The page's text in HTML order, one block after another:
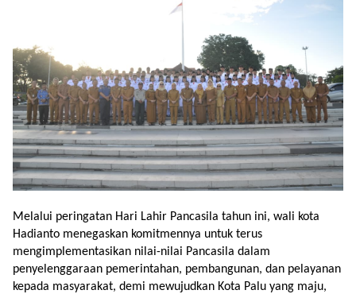
Melalui peringatan Hari Lahir Pancasila tahun ini, wali kota
Hadianto menegaskan komitmennya untuk terus
mengimplementasikan nilai-nilai Pancasila dalam
penyelenggaraan pemerintahan, pembangunan, dan pelayanan
kepada masyarakat, demi mewujudkan Kota Palu yang maju,